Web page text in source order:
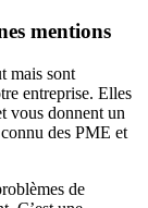
mentions
mais sont
entreprise. Elles
vous donnent un
des PME et
de